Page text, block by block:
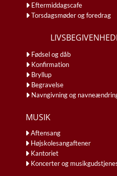
Eftermiddagscafe
Torsdagsmøder og foredrag
Fødsel og dåb
Konfirmation
Bryllup
Begravelse
Navngivning og
MUSIK
Aftensang
Højskolesangaftener
Kantoriet
Koncerter og